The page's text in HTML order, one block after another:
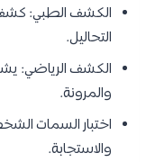
الكشف الطبي: كشف
التحاليل.
الكشف الرياضي:
والمرونة.
اختبار السمات
والاستجابة.